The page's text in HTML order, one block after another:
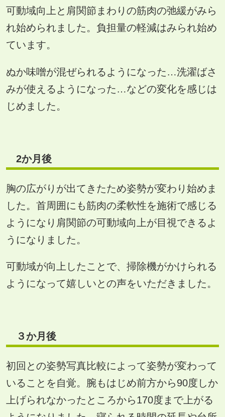
可動域向上と肩関節まわりの筋肉の弛緩がみら
れ始められました。負担量の軽減はみられ始め
ています。
ぬか味噌が混ぜられるようになった…洗濯ばさ
みが使えるようになった…などの変化を感じは
じめました。
2か月後
胸の広がりが出てきたため姿勢が変わり始めま
した。首周囲にも筋肉の柔軟性を施術で感じる
ようになり肩関節の可動域向上が目視できるよ
うになりました。
可動域が向上したことで、掃除機がかけられる
ようになって嬉しいとの声をいただきました。
３か月後
初回との姿勢写真比較によって姿勢が変わって
いることを自覚。腕もはじめ前方から90度しか
上げられなかったところから170度まで上がる